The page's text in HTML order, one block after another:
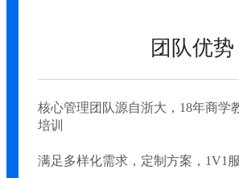
团队优势
核心管理团队源自浙大，18年商学
培训
满足多样化需求，定制方案，1V1